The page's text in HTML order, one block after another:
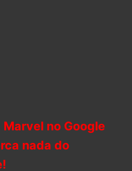
no Google
nada do